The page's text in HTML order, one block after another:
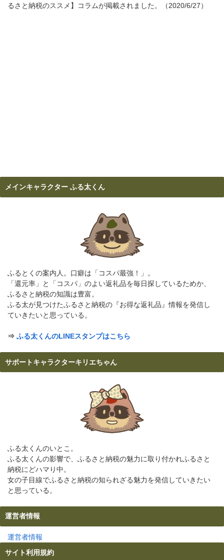
るさと納税のススメ】コラムが掲載されました。（2020/6/27）
メインキャラクター ふる太くん
ふるとくの案内人。口癖は「コスパ最強！」。
「還元率」と「コスパ」のよい返礼品を毎日探しているためか、
ふるさと納税の知識は豊富。
ふる太が見つけたふるさと納税の『お得な返礼品』情報を発信し
ていきたいと思っている。
⇒ ふる太くんのLINEスタンプはこちら
サポートキャラクターキリエちゃん
ふる太くんのいとこ。
ふる太くんの影響で、ふるさと納税の魅力に取り付かれふるさと
納税にどハマり中。
女の子目線でふるさと納税の知られざる魅力を発信していきたい
と思っている。
運営者情報
運営者情報
サイト利用規約